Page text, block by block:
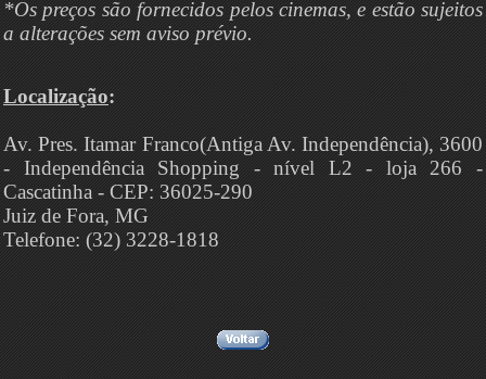
*Os preços são fornecidos pelos cinemas, e estão sujeitos
a alterações sem aviso prévio.
Localização:
Av. Pres. Itamar Franco(Antiga Av. Independência), 3600
- Independência Shopping - nível L2 - loja 266 -
Cascatinha - CEP: 36025-290
Juiz de Fora, MG
Telefone: (32) 3228-1818